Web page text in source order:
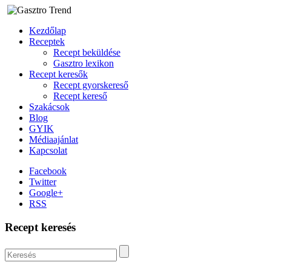
Kezdőlap
Receptek
Recept beküldése
Gasztro lexikon
Recept keresők
Recept gyorskereső
Recept kereső
Szakácsok
Blog
GYIK
Médiaajánlat
Kapcsolat
Facebook
Twitter
Google+
RSS
Recept keresés